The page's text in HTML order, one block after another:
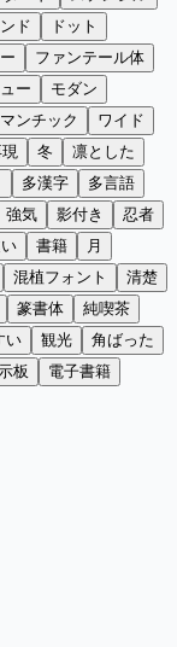
ド
ドット
ファンテール体
ー
モダン
ンチック
ワイド
冬
凛とした
多漢字
多言語
強気 影付き
忍者
書籍
月
混植フォント
清楚
篆書体
純喫茶
い 観光
角ばった
板
電子書籍